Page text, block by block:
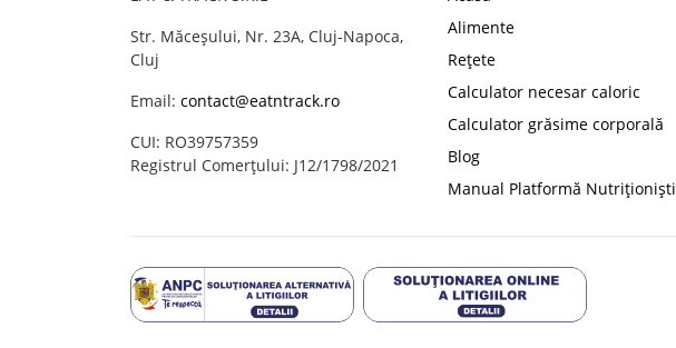
Str. Măceșului, Nr. 23A, Cluj-Napoca,
Cluj
Email: contact@eatntrack.ro
CUI: RO39757359
Registrul Comerțului: J12/1798/2021
Alimente
Rețete
Calculator necesar caloric
Calculator grăsime corporală
Blog
Manual Platformă Nutriționiști